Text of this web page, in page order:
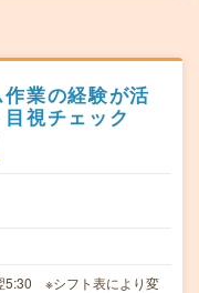
作業の経験が活
視チェック
5:30 ※シフト表により変